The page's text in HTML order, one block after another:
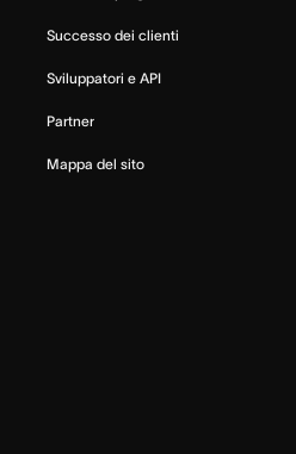
Successo dei clienti
Sviluppatori e API
Partner
Mappa del sito